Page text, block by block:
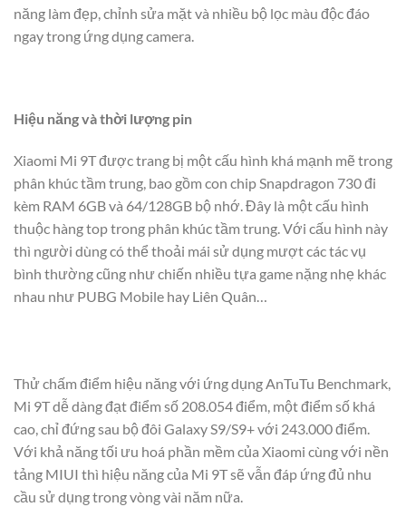
năng làm đẹp, chỉnh sửa mặt và nhiều bộ lọc màu độc đáo
ngay trong ứng dụng camera.
Hiệu năng và thời lượng pin
Xiaomi Mi 9T được trang bị một cấu hình khá mạnh mẽ trong
phân khúc tầm trung, bao gồm con chip Snapdragon 730 đi
kèm RAM 6GB và 64/128GB bộ nhớ. Đây là một cấu hình
thuộc hàng top trong phân khúc tầm trung. Với cấu hình này
thì người dùng có thể thoải mái sử dụng mượt các tác vụ
bình thường cũng như chiến nhiều tựa game nặng nhẹ khác
nhau như PUBG Mobile hay Liên Quân…
Thử chấm điểm hiệu năng với ứng dụng AnTuTu Benchmark,
Mi 9T dễ dàng đạt điểm số 208.054 điểm, một điểm số khá
cao, chỉ đứng sau bộ đôi Galaxy S9/S9+ với 243.000 điểm.
Với khả năng tối ưu hoá phần mềm của Xiaomi cùng với nền
tảng MIUI thì hiệu năng của Mi 9T sẽ vẫn đáp ứng đủ nhu
cầu sử dụng trong vòng vài năm nữa.